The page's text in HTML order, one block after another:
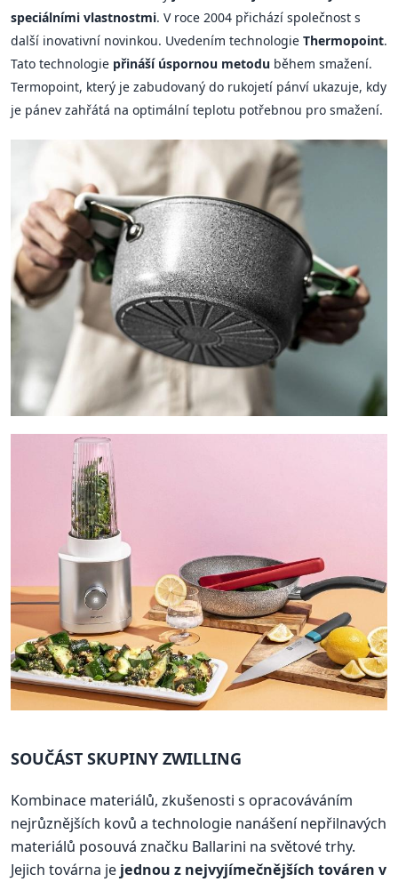
speciálními vlastnostmi. V roce 2004 přichází společnost s
další inovativní novinkou. Uvedením technologie Thermopoint.
Tato technologie přináší úspornou metodu během smažení.
Termopoint, který je zabudovaný do rukojetí pánví ukazuje, kdy
je pánev zahřátá na optimální teplotu potřebnou pro smažení.
SOUČÁST SKUPINY ZWILLING
Kombinace materiálů, zkušenosti s opracováváním
nejrůznějších kovů a technologie nanášení nepřilnavých
materiálů posouvá značku Ballarini na světové trhy.
Jejich továrna je jednou z nejvyjímečnějších továren v